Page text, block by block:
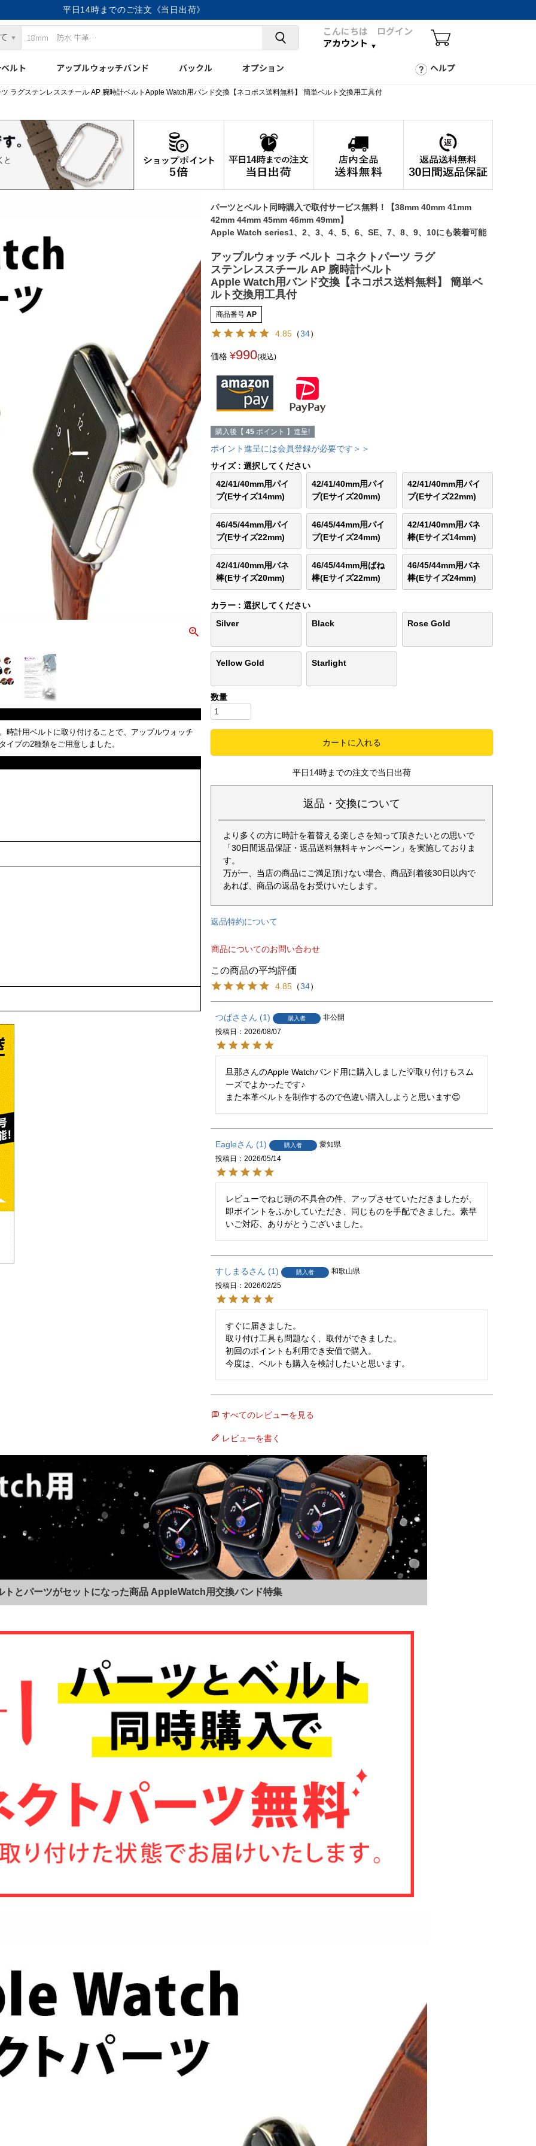
平日14時までのご注文《当日出荷》
こんにちは ログイン
アカウント
ルト アップルウォッチバンド バックル オプション ヘルプ
ラグステンレススチール AP 腕時計ベルトApple Watch用バンド交換【ネコポス送料無料】 簡単ベルト交換用工具付
時計用ベルトに取り付けることで、アップルウォッチ
プの2種類をご用意しました。
パーツとベルト同時購入で取付サービス無料！【38mm 40mm 41mm
42mm 44mm 45mm 46mm 49mm】
Apple Watch series1、2、3、4、5、6、SE、7、8、9、10にも装着可能
アップルウォッチ ベルト コネクトパーツ ラグ
ステンレススチール AP 腕時計ベルト
Apple Watch用バンド交換【ネコポス送料無料】 簡単ベ
ルト交換用工具付
商品番号 AP
4.85 （34）
価格 ¥990(税込)
購入後【 45 ポイント 】進呈!
ポイント進呈には会員登録が必要です＞＞
サイズ
選択してください
42/41/40mm用パイ
プ(Eサイズ14mm)
42/41/40mm用パイ
プ(Eサイズ20mm)
42/41/40mm用パイ
プ(Eサイズ22mm)
46/45/44mm用パイ
プ(Eサイズ22mm)
46/45/44mm用パイ
プ(Eサイズ24mm)
42/41/40mm用バネ
棒(Eサイズ14mm)
42/41/40mm用バネ
棒(Eサイズ20mm)
46/45/44mm用ばね
棒(Eサイズ22mm)
46/45/44mm用バネ
棒(Eサイズ24mm)
カラー
選択してください
Silver
Black Rose Gold
Yellow Gold Starlight
カートに入れる
平日14時までの注文で当日出荷
返品・交換について
より多くの方に時計を着替える楽しさを知って頂きたいとの思いで
「30日間返品保証・返品送料無料キャンペーン」を実施しておりま
す。
万が一、当店の商品にご満足頂けない場合、商品到着後30日以内で
あれば、商品の返品をお受けいたします。
返品特約について
商品についてのお問い合わせ
4.85 （34）
つばさ 1 購入者
非公開
投稿日
2026/08/07
旦那さんのApple Watchバンド用に購入しました💡取り付けもスム
ーズでよかったです♪
また本革ベルトを制作するので色違い購入しようと思います😊
Eagle 1 購入者
愛知県
投稿日
2026/05/14
レビューでねじ頭の不具合の件、アップさせていただきましたが、
即ポイントをふかしていただき、同じものを手配できました。素早
いご対応、ありがとうございました。
すしまる 1 購入者
和歌山県
投稿日
2026/02/25
すぐに届きました。
取り付け工具も問題なく、取付ができました。
初回のポイントも利用でき安価で購入。
今度は、ベルトも購入を検討したいと思います。
すべてのレビューを見る
レビューを書く
トとパーツがセットになった商品 AppleWatch用交換バンド特集